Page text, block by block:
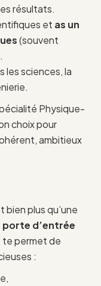
résultats.
et as un
(souvent
les sciences, la
Physique-
choix pour
ambitieux
bien plus qu’une
porte d’entrée
te permet de
: